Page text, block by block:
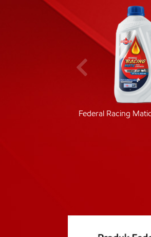
Federal Racing